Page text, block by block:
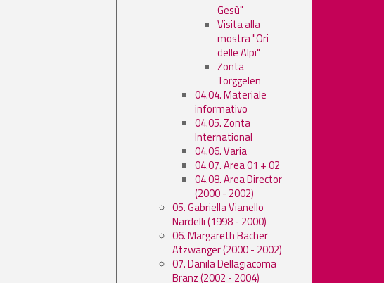
Gesù"
Visita alla
mostra "Ori
delle Alpi"
Zonta
Törggelen
04.04. Materiale
informativo
04.05. Zonta
International
04.06. Varia
04.07. Area 01 + 02
04.08. Area Director
(2000 - 2002)
05. Gabriella Vianello
Nardelli (1998 - 2000)
06. Margareth Bacher
Atzwanger (2000 - 2002)
07. Danila Dellagiacoma
Branz (2002 - 2004)